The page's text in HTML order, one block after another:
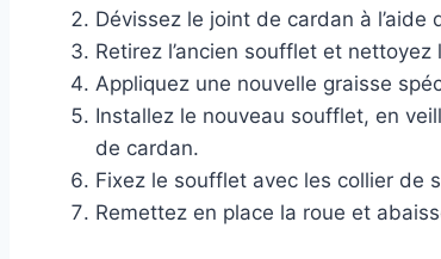
Dévissez le joint de cardan à l’aide
Retirez l’ancien soufflet et nettoyez
Appliquez une nouvelle graisse
Installez le nouveau soufflet, en
de cardan.
Fixez le soufflet avec les collier de
Remettez en place la roue et